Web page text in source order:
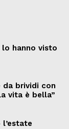
lo hanno visto
da brividi con
vita è bella”